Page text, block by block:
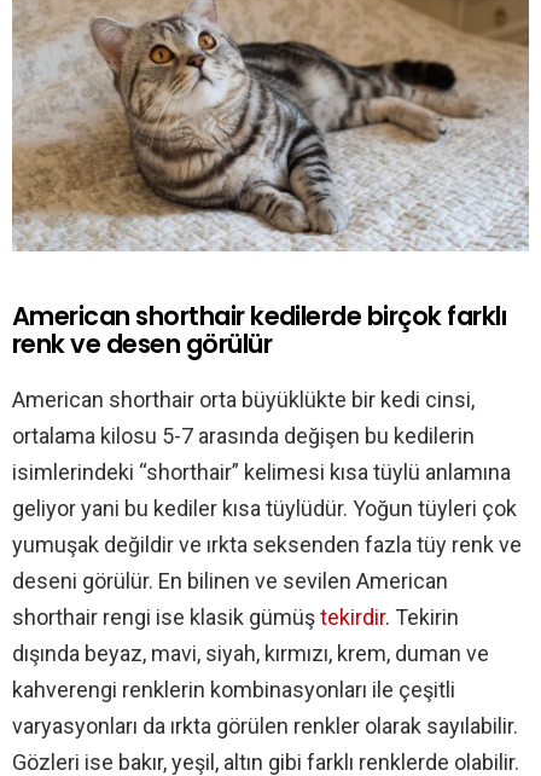
American shorthair kedilerde birçok farklı
renk ve desen görülür
American shorthair orta büyüklükte bir kedi cinsi,
ortalama kilosu 5-7 arasında değişen bu kedilerin
isimlerindeki “shorthair” kelimesi kısa tüylü anlamına
geliyor yani bu kediler kısa tüylüdür. Yoğun tüyleri çok
yumuşak değildir ve ırkta seksenden fazla tüy renk ve
deseni görülür. En bilinen ve sevilen American
shorthair rengi ise klasik gümüştekirdir. Tekirin
dışında beyaz, mavi, siyah, kırmızı, krem, duman ve
kahverengi renklerin kombinasyonları ile çeşitli
varyasyonları da ırkta görülen renkler olarak sayılabilir.
Gözleri ise bakır, yeşil, altın gibi farklı renklerde olabilir.